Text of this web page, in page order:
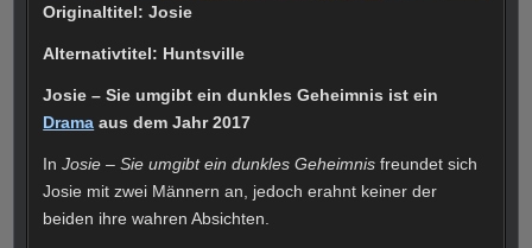
Originaltitel: Josie
Alternativtitel: Huntsville
Josie – Sie umgibt ein dunkles Geheimnis ist ein
Drama aus dem Jahr 2017
InJosie – Sie umgibt ein dunkles Geheimnis freundet sich
Josie mit zwei Männern an, jedoch erahnt keiner der
beiden ihre wahren Absichten.